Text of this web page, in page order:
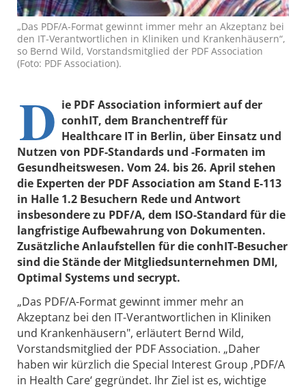
„Das PDF/A-Format gewinnt immer mehr an Akzeptanz bei
den IT-Verantwortlichen in Kliniken und Krankenhäusern“,
so Bernd Wild, Vorstandsmitglied der PDF Association
(Foto: PDF Association).
D ie PDF Association informiert auf der
conhIT, dem Branchentreff für
Healthcare IT in Berlin, über Einsatz und
Nutzen von PDF-Standards und -Formaten im
Gesundheitswesen. Vom 24. bis 26. April stehen
die Experten der PDF Association am Stand E-113
in Halle 1.2 Besuchern Rede und Antwort
insbesondere zu PDF/A, dem ISO-Standard für die
langfristige Aufbewahrung von Dokumenten.
Zusätzliche Anlaufstellen für die conhIT-Besucher
sind die Stände der Mitgliedsunternehmen DMI,
Optimal Systems und secrypt.
„Das PDF/A-Format gewinnt immer mehr an
Akzeptanz bei den IT-Verantwortlichen in Kliniken
und Krankenhäusern", erläutert Bernd Wild,
Vorstandsmitglied der PDF Association. „Daher
haben wir kürzlich die Special Interest Group ‚PDF/A
in Health Care‘ gegründet. Ihr Ziel ist es, wichtige